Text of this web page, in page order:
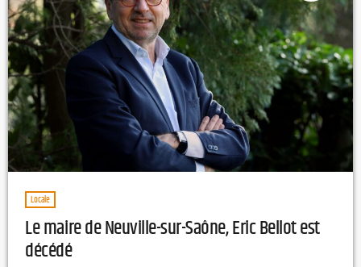
Locale
Le maire de Neuville-sur-Saône, Eric Bellot est
décédé